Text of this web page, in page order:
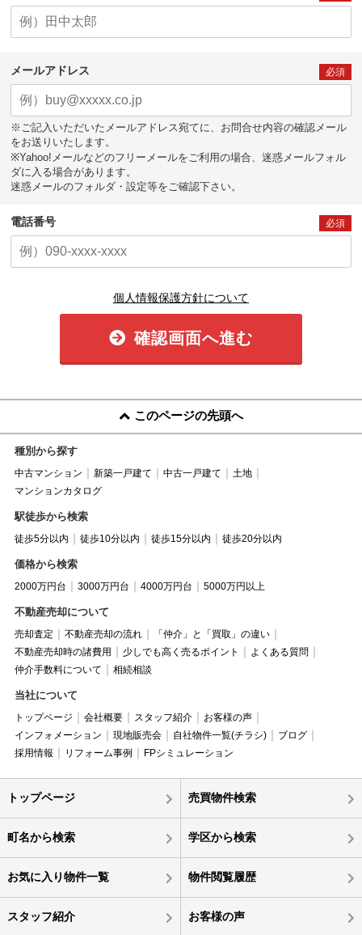
メールアドレス 必須
※ご記入いただいたメールアドレス宛てに、お問合せ内容の確認メール
をお送りいたします。
※Yahoo!メールなどのフリーメールをご利用の場合、迷惑メールフォル
ダに入る場合があります。
迷惑メールのフォルダ・設定等をご確認下さい。
電話番号 必須
個人情報保護方針について
確認画面へ進む
このページの先頭へ
種別から探す
中古マンション 新築一戸建て 中古一戸建て
土地
マンションカタログ
駅徒歩から検索
徒歩5分以内 徒歩10分以内 徒歩15分以内 徒歩20分以内
価格から検索
2000万円台 3000万円台 4000万円台 5000万円以上
不動産売却について
売却査定 不動産売却の流れ
「仲介」と「買取」の違い
不動産売却時の諸費用
少しでも高く売るポイント
よくある質問
仲介手数料について
相続相談
当社について
トップページ 会社概要 スタッフ紹介
お客様の声
インフォメーション
現地販売会 自社物件一覧(チラシ)
ブログ
採用情報
リフォーム事例 FPシミュレーション
トップページ 売買物件検索
町名から検索 学区から検索
お気に入り物件一覧 物件閲覧履歴
スタッフ紹介 お客様の声